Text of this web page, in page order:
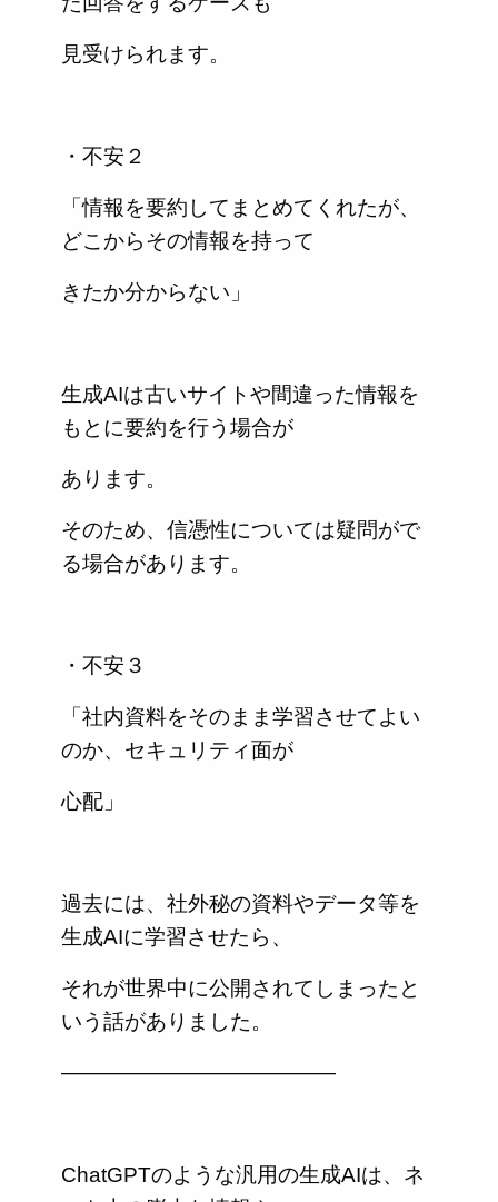
見受けられます。
・不安２
「情報を要約してまとめてくれたが、
どこからその情報を持って
きたか分からない」
生成AIは古いサイトや間違った情報を
もとに要約を行う場合が
あります。
そのため、信憑性については疑問がで
る場合があります。
・不安３
「社内資料をそのまま学習させてよい
のか、セキュリティ面が
心配」
過去には、社外秘の資料やデータ等を
生成AIに学習させたら、
それが世界中に公開されてしまったと
いう話がありました。
—————————————
ChatGPTのような汎用の生成AIは、ネ